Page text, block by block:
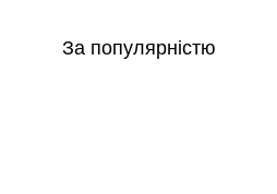
За популярністю